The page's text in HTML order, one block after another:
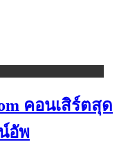
คอนเสิร์ตสุด
อัพ